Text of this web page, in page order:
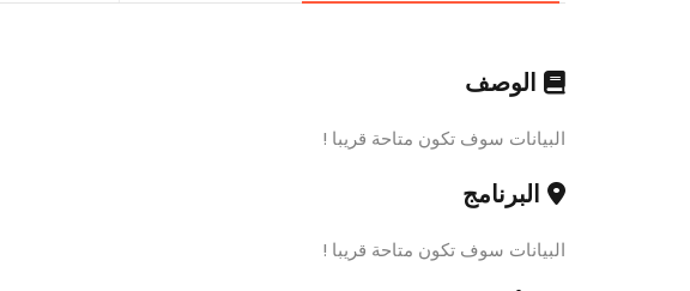
الوصف
البيانات سوف تكون متاحة قريبا !
البرنامج
البيانات سوف تكون متاحة قريبا !